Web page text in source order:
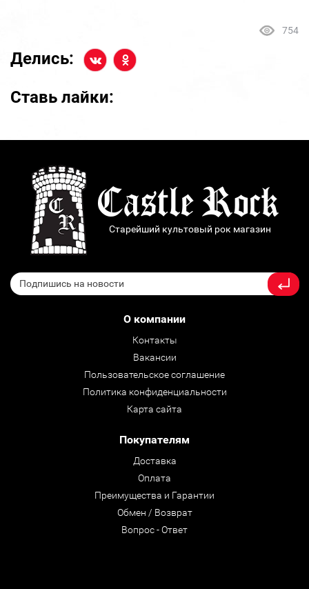
754
Делись:
Ставь лайки:
Старейший культовый рок магазин
О компании
Контакты
Вакансии
Пользовательское соглашение
Политика конфиденциальности
Карта сайта
Покупателям
Доставка
Оплата
Преимущества и Гарантии
Обмен / Возврат
Вопрос - Ответ